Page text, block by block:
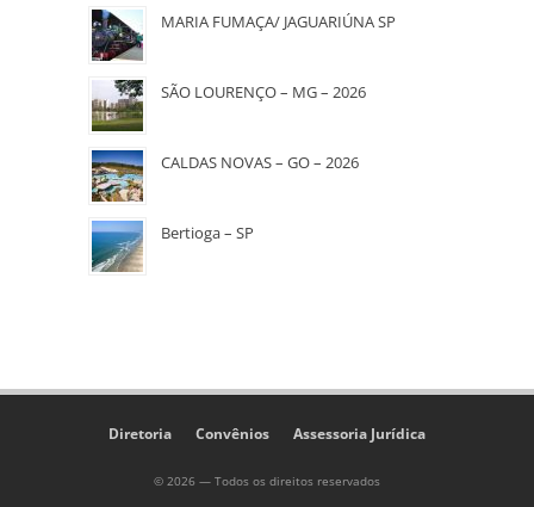
MARIA FUMAÇA/ JAGUARIÚNA SP
SÃO LOURENÇO – MG – 2026
CALDAS NOVAS – GO – 2026
Bertioga – SP
Diretoria Convênios Assessoria Jurídica
© 2026 — Todos os direitos reservados